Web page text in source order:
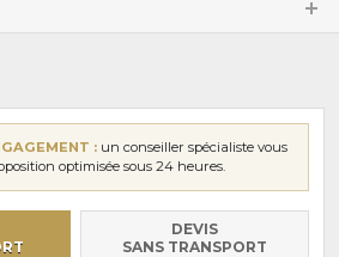
: un conseiller spécialiste vous
optimisée sous 24 heures.
DEVIS
SANS TRANSPORT